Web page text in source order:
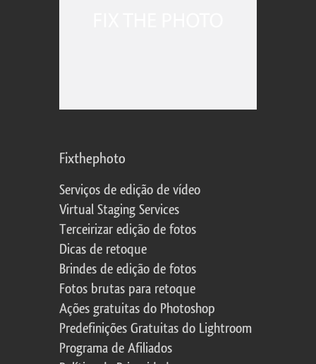
Fixthephoto
Serviços de edição de vídeo
Virtual Staging Services
Terceirizar edição de fotos
Dicas de retoque
Brindes de edição de fotos
Fotos brutas para retoque
Ações gratuitas do Photoshop
Predefinições Gratuitas do Lightroom
Programa de Afiliados